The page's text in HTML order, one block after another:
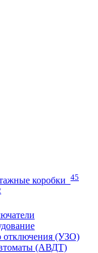
коробки
45
отключения (УЗО)
(АВДТ)